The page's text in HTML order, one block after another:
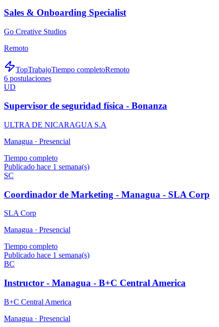
Sales & Onboarding Specialist
Go Creative Studios
Remoto
TopTrabajoTiempo completoRemoto
6 postulaciones
UD
Supervisor de seguridad física - Bonanza
ULTRA DE NICARAGUA S.A
Managua · Presencial
Tiempo completo
Publicado hace 1 semana(s)
SC
Coordinador de Marketing - Managua - SLA Corp
SLA Corp
Managua · Presencial
Tiempo completo
Publicado hace 1 semana(s)
BC
Instructor - Managua - B+C Central America
B+C Central America
Managua · Presencial